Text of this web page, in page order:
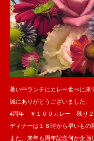
暑い中ランチにカレー食べに来
誠にありがとうございました。
4周年 ￥１００カレー 残り２
ディナーは１８時から早いもの
また、来年も周年記念何か企画